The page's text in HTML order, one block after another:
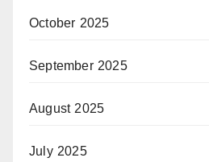
October 2025
September 2025
August 2025
July 2025